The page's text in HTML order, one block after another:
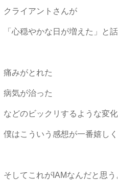
クライアントさんが
「心穏やかな日が増えた」と話
痛みがとれた
病気が治った
などのビックリするような変
僕はこういう感想が一番嬉しく
そしてこれがIAMなんだと思う